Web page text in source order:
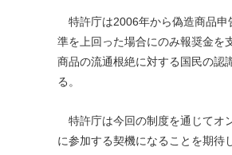
特許庁は2006年から偽造商品申
準を上回った場合にのみ報奨金を
商品の流通根絶に対する国民の認
る。
特許庁は今回の制度を通じてオ
に参加する契機になることを期待